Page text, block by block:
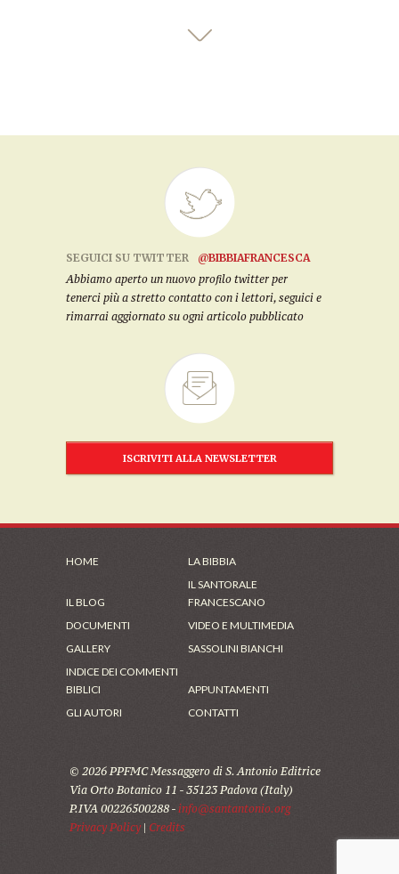
SEGUICI SU TWITTER
@BIBBIAFRANCESCA
Abbiamo aperto un nuovo profilo twitter per
tenerci più a stretto contatto con i lettori, seguici e
rimarrai aggiornato su ogni articolo pubblicato
ISCRIVITI ALLA NEWSLETTER
HOME LA BIBBIA
IL BLOG
IL SANTORALE
FRANCESCANO
DOCUMENTI
VIDEO E MULTIMEDIA
GALLERY
SASSOLINI BIANCHI
INDICE DEI COMMENTI
BIBLICI
APPUNTAMENTI
GLI AUTORI
CONTATTI
© 2026 PPFMC Messaggero di S. Antonio Editrice
Via Orto Botanico 11 - 35123 Padova (Italy)
P.IVA 00226500288 - info@santantonio.org
Privacy Policy| Credits